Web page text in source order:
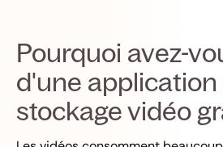
Pourquoi avez-
d'une application
stockage vidéo